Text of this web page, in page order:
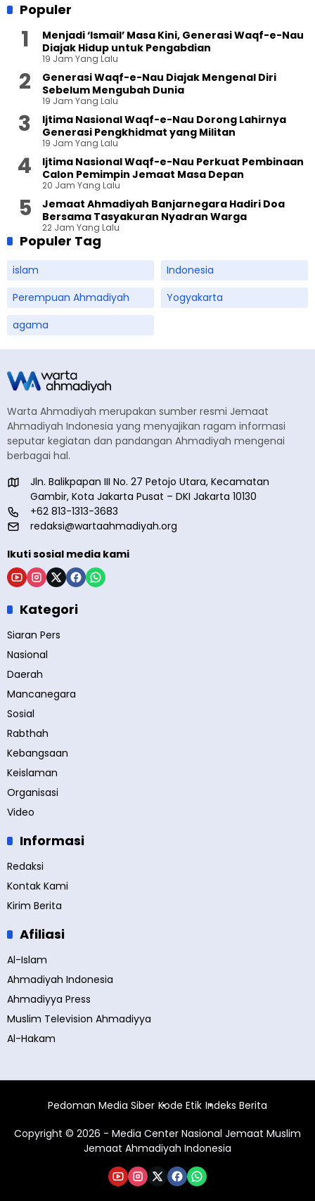
Populer
Menjadi ‘Ismail’ Masa Kini, Generasi Waqf-e-Nau
Diajak Hidup untuk Pengabdian
19 Jam Yang Lalu
Generasi Waqf-e-Nau Diajak Mengenal Diri
Sebelum Mengubah Dunia
19 Jam Yang Lalu
Ijtima Nasional Waqf-e-Nau Dorong Lahirnya
Generasi Pengkhidmat yang Militan
19 Jam Yang Lalu
Ijtima Nasional Waqf-e-Nau Perkuat Pembinaan
Calon Pemimpin Jemaat Masa Depan
20 Jam Yang Lalu
Jemaat Ahmadiyah Banjarnegara Hadiri Doa
Bersama Tasyakuran Nyadran Warga
22 Jam Yang Lalu
Populer Tag
islam
Indonesia
Perempuan Ahmadiyah
Yogyakarta
agama
Warta Ahmadiyah merupakan sumber resmi Jemaat
Ahmadiyah Indonesia yang menyajikan ragam informasi
seputar kegiatan dan pandangan Ahmadiyah mengenai
berbagai hal.
Jln. Balikpapan III No. 27 Petojo Utara, Kecamatan
Gambir, Kota Jakarta Pusat – DKI Jakarta 10130
+62 813-1313-3683
redaksi@wartaahmadiyah.org
Ikuti sosial media kami
Kategori
Siaran Pers
Nasional
Daerah
Mancanegara
Sosial
Rabthah
Kebangsaan
Keislaman
Organisasi
Video
Informasi
Redaksi
Kontak Kami
Kirim Berita
Afiliasi
Al-Islam
Ahmadiyah Indonesia
Ahmadiyya Press
Muslim Television Ahmadiyya
Al-Hakam
Pedoman Media Siber Kode Etik Indeks Berita
Copyright © 2026 - Media Center Nasional Jemaat Muslim
Jemaat Ahmadiyah Indonesia